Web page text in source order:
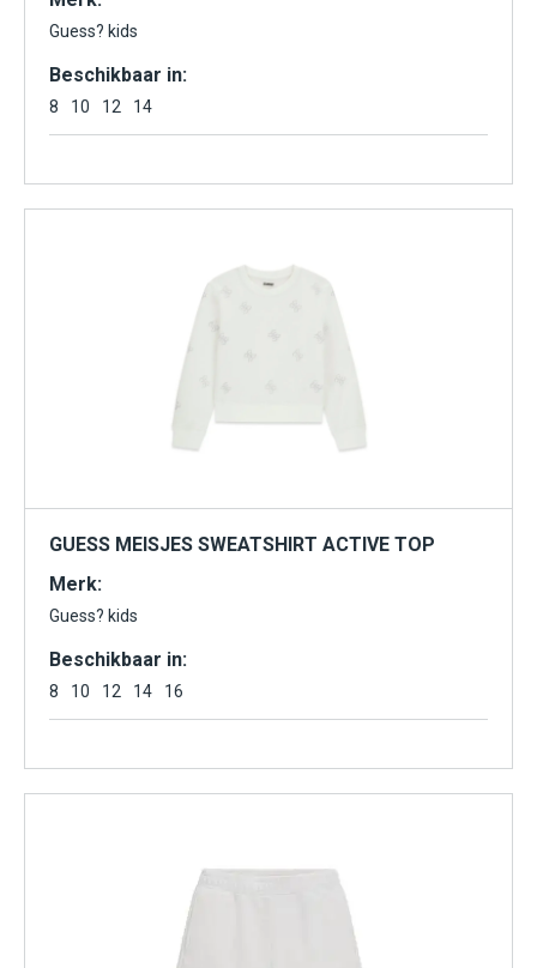
Guess? kids
Beschikbaar in:
8 10 12 14
GUESS MEISJES SWEATSHIRT ACTIVE TOP
Merk:
Guess? kids
Beschikbaar in:
8 10 12 14 16